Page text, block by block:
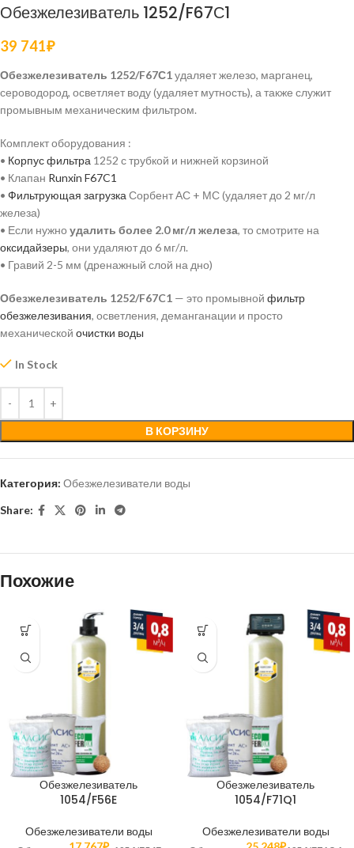
Обезжелезиватель 1252/F67С1
39 741₽
Обезжелезиватель 1252/F67С1удаляет железо, марганец,
сероводород, осветляет воду (удаляет мутность), а также служит
промывным механическим фильтром.
Комплект оборудования :
• Корпус фильтра 1252 с трубкой и нижней корзиной
• Клапан Runxin F67C1
• Фильтрующая загрузка Сорбент АС + МС (удаляет до 2 мг/л
железа)
• Если нужно удалить более 2.0 мг/л железа, то смотрите на
оксидайзеры, они удаляют до 6 мг/л.
• Гравий 2-5 мм (дренажный слой на дно)
Обезжелезиватель 1252/F67C1 — это промывной фильтр
обезжелезивания, осветления, деманганации и просто
механической очистки воды
In Stock
В КОРЗИНУ
Категория: Обезжелезиватели воды
Share:
Похожие
Обезжелезиватель
1054/F56E
Обезжелезиватели воды
Обезжелезиватель
1054/F71Q1
Обезжелезиватели воды